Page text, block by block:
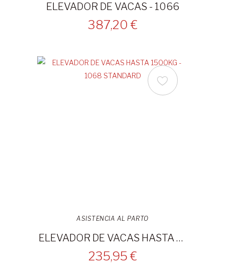
ELEVADOR DE VACAS - 1066
387,20 €
ASISTENCIA AL PARTO
ELEVADOR DE VACAS HASTA 1500KG - 1068 STANDARD
235,95 €